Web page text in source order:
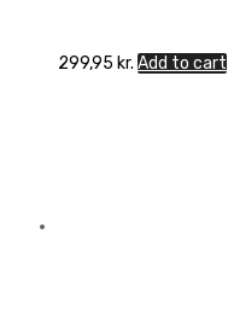
299,95 kr. Add to cart